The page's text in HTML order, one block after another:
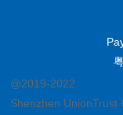
@2019-2022
Shenzhen UnionTrust